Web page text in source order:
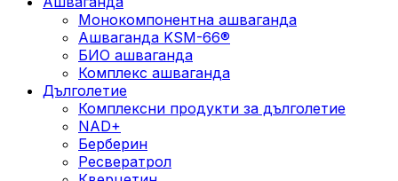
Монокомпонентна ашваганда
Ашваганда KSM-66®
БИО ашваганда
Комплекс ашваганда
Дълголетие
Комплексни продукти за дълголетие
NAD+
Берберин
Ресвератрол